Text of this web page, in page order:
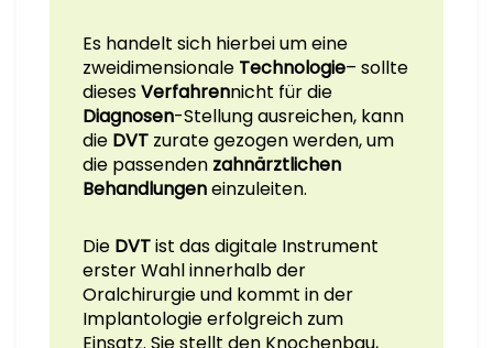
Es handelt sich hierbei um eine
zweidimensionale Technologie– sollte
diesesVerfahrennicht für die
Diagnosen-Stellung ausreichen, kann
die DVT zurate gezogen werden, um
die passenden zahnärztlichen
Behandlungeneinzuleiten.
Die DVTist das digitale Instrument
erster Wahl innerhalb der
Oralchirurgie und kommt in der
Implantologie erfolgreich zum